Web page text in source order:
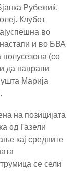
Рубежиќ,
Клубот
во
и во БВА
полусезона (со
да направи
Марија
на позицијата
од Газели
кај средните
се сели